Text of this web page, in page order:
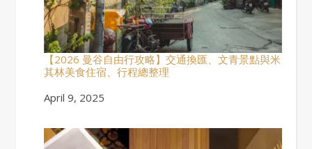
【2026 曼谷自由行攻略】交通換匯、文青景點與米
其林美食住宿、行程總整理
Date
April 9, 2025